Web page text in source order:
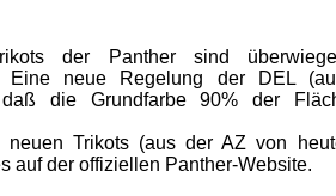
der Panther sind
Eine neue Regelung der DEL
daß die Grundfarbe 90% der
neuen Trikots (aus der AZ von
auf der offiziellen Panther-Website.